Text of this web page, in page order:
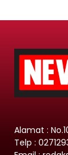
Alamat :
Telp :